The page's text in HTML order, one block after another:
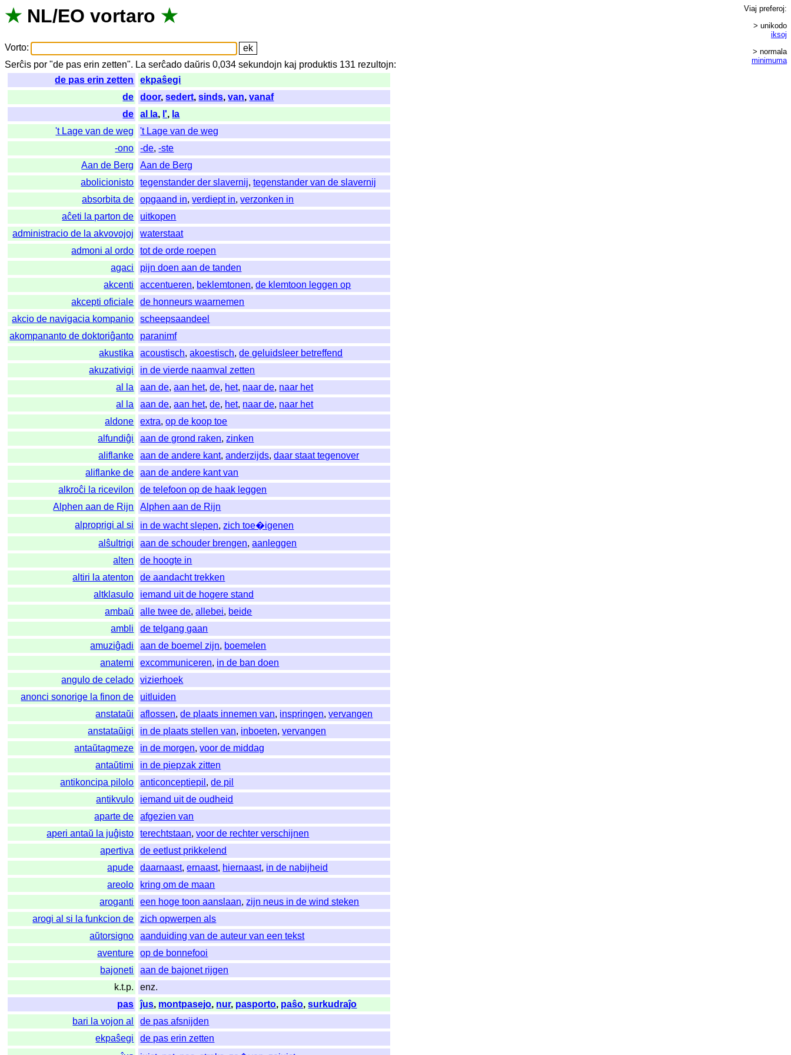
★ NL/EO vortaro ★
Vorto:
Serĉis por "de pas erin zetten". La serĉado daŭris 0,034sekundojn kaj produktis 131 rezultojn:
de pas erin zetten
ekpaŝegi
de
door,sedert,sinds,van,vanaf
de
al la, l', la
't Lage van de weg
't Lage van de weg
-ono
-de,-ste
Aan de Berg
Aan de Berg
abolicionisto
tegenstander der slavernij,tegenstander van de slavernij
absorbita de
opgaand in,verdiept in,verzonken in
aĉeti la parton de
uitkopen
administracio de la akvovojoj
waterstaat
admoni al ordo
tot de orde roepen
agaci
pijn doen aan de tanden
akcenti
accentueren, beklemtonen,de klemtoon leggen op
akcepti oficiale
de honneurs waarnemen
akcio de navigacia kompanio
scheepsaandeel
akompananto de doktoriĝanto
paranimf
akustika
acoustisch,akoestisch,de geluidsleer betreffend
akuzativigi
in de vierde naamval zetten
al la
aan de,aan het,de, het, naar de, naar het
al la
aan de,aan het,de, het, naar de, naar het
aldone
extra,op de koop toe
alfundiĝi
aan de grond raken,zinken
aliflanke
aan de andere kant,anderzijds,daar staat tegenover
aliflanke de
aan de andere kant van
alkroĉi la ricevilon
de telefoon op de haak leggen
Alphen aan de Rijn
Alphen aan de Rijn
alproprigi al si
in de wacht slepen,zich toe�igenen
alŝultrigi
aan de schouder brengen,aanleggen
alten
de hoogte in
altiri la atenton
de aandacht trekken
altklasulo
iemand uit de hogere stand
ambaŭ
alle twee de,allebei, beide
ambli
de telgang gaan
amuziĝadi
aan de boemel zijn, boemelen
anatemi
excommuniceren, in de ban doen
angulo de celado
vizierhoek
anonci sonorige la finon de
uitluiden
anstataŭi
aflossen,de plaats innemen van, inspringen,vervangen
anstataŭigi
in de plaats stellen van, inboeten,vervangen
antaŭtagmeze
in de morgen,voor de middag
antaŭtimi
in de piepzak zitten
antikoncipa pilolo
anticonceptiepil ,de pil
antikvulo
iemand uit de oudheid
aparte de
afgezien van
aperi antaŭ la juĝisto
terechtstaan,voor de rechter verschijnen
apertiva
de eetlust prikkelend
apude
daarnaast,ernaast, hiernaast, in de nabijheid
areolo
kring om de maan
aroganti
een hoge toon aanslaan,zijn neus in de wind steken
arogi al si la funkcion de
zich opwerpen als
aŭtorsigno
aanduiding van de auteur van een tekst
aventure
op de bonnefooi
bajoneti
aan de bajonet rijgen
k.t.p.
enz.
pas
ĵus, montpasejo, nur, pasporto, paŝo,surkudraĵo
bari la vojon al
de pas afsnijden
ekpaŝegi
de pas erin zetten
Viaj preferoj:
> unikodo
iksoj
> normala
minimuma